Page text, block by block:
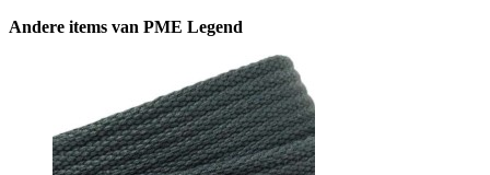
Andere items van PME Legend